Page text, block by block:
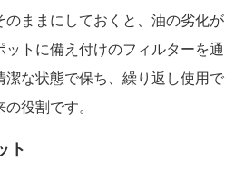
のままにしておくと、油の劣化が
トに備え付けのフィルターを通
潔な状態で保ち、繰り返し使用で
役割です。
ト